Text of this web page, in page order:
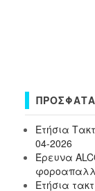
Ετήσια
04-2026
Έρευνα
Ετήσια